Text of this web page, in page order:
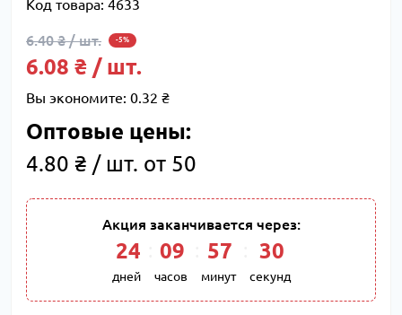
Код товара: 4633
6.40 ₴ / шт. -5%
6.08 ₴ / шт.
Вы экономите: 0.32 ₴
Оптовые цены:
4.80 ₴ / шт. от 50
Акция заканчивается через:
24
дней
09
часов
57
минут
29
секунд